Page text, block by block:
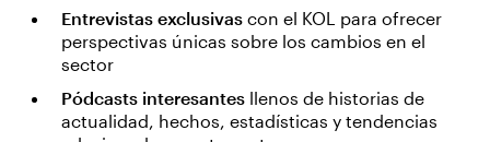
Entrevistas exclusivas con el KOL para ofrecer
perspectivas únicas sobre los cambios en el
sector
Pódcasts interesantes llenos de historias de
actualidad, hechos, estadísticas y tendencias